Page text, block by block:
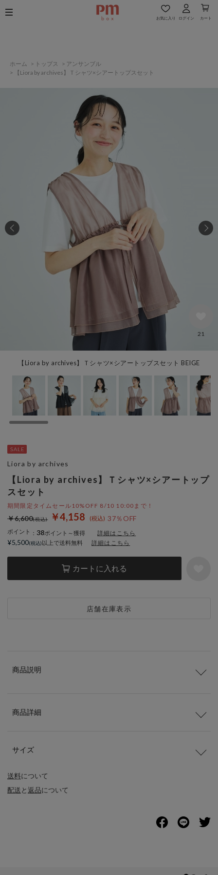
お気に入り ログイン カート
ホーム > トップス > アンサンブル
>
【Liora by archives】Ｔシャツ×シアートップスセット
【Liora by archives】Ｔシャツ×シアートップスセット BEIGE
21
【Liora by archives】Ｔシャツ×シアートップ
スセット
期間限定タイムセール10%OFF 8/10 10:00まで！
￥4,158 37％OFF
￥6,600
ポイント ： 38ポイント～獲得 詳細はこちら
カートに入れる
店舗在庫表示
Liora by archives
¥5,500 以上で送料無料 詳細はこちら
送料について
配送と返品について
商品説明
商品詳細
サイズ